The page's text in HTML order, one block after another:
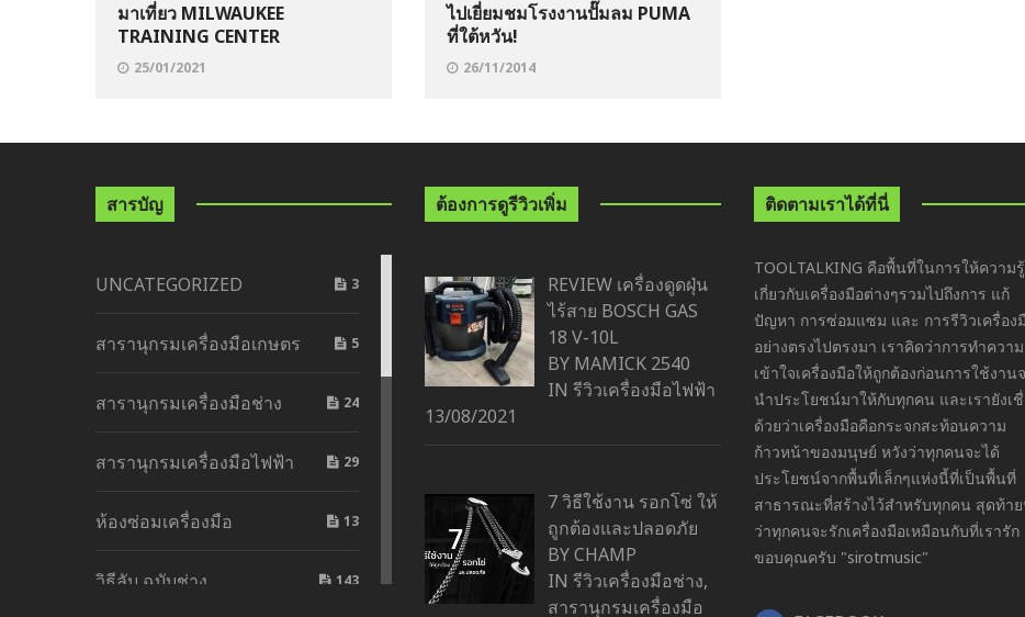
มาเที่ยว MILWAUKEE
TRAINING CENTER
25/01/2021
ไปเยี่ยมชมโรงงานปั๊มลม PUMA
ที่ใต้หวัน!
26/11/2014
สารบัญ
UNCATEGORIZED 3
สารานุกรมเครื่องมือเกษตร 5
สารานุกรมเครื่องมือช่าง 24
สารานุกรมเครื่องมือไฟฟ้า 29
ห้องซ่อมเครื่องมือ 13
วิธีลับ ฉบับช่าง 143
ต้องการดูรีวิวเพิ่ม
REVIEW เครื่องดูดฝุ่น
ไร้สาย BOSCH GAS
18 V-10L
BY MAMICK 2540
IN รีวิวเครื่องมือไฟฟ้า
13/08/2021
7 วิธีใช้งาน รอกโซ่ ให้
ถูกต้องและปลอดภัย
BY CHAMP
IN รีวิวเครื่องมือช่าง,
สารานุกรมเครื่องมือ
ติดตามเราได้ที่นี่
TOOLTALKING คือพื้นที่ในการให้ความรู้
เกี่ยวกับเครื่องมือต่างๆรวมไปถึงการ แก้
ปัญหา การซ่อมแซม และ การรีวิวเครื่อง
อย่างตรงไปตรงมา เราคิดว่าการทำความ
เข้าใจเครื่องมือให้ถูกต้องก่อนการใช้งาน
นำประโยชน์มาให้กับทุกคน และเรายังเ
ด้วยว่าเครื่องมือคือกระจกสะท้อนความ
ก้าวหน้าของมนุษย์ หวังว่าทุกคนจะได้
ประโยชน์จากพื้นที่เล็กๆแห่งนี้ที่เป็นพื้นที่
สาธารณะที่สร้างไว้สำหรับทุกคน สุดท้าย
ว่าทุกคนจะรักเครื่องมือเหมือนกับที่เรารัก
ขอบคุณครับ "sirotmusic"